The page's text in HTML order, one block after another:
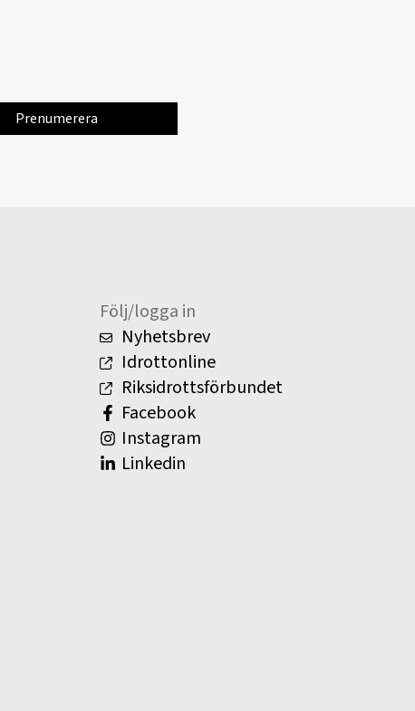
Följ/logga in
Nyhetsbrev
Idrottonline
Riksidrottsförbundet
Facebook
Instagram
Linkedin